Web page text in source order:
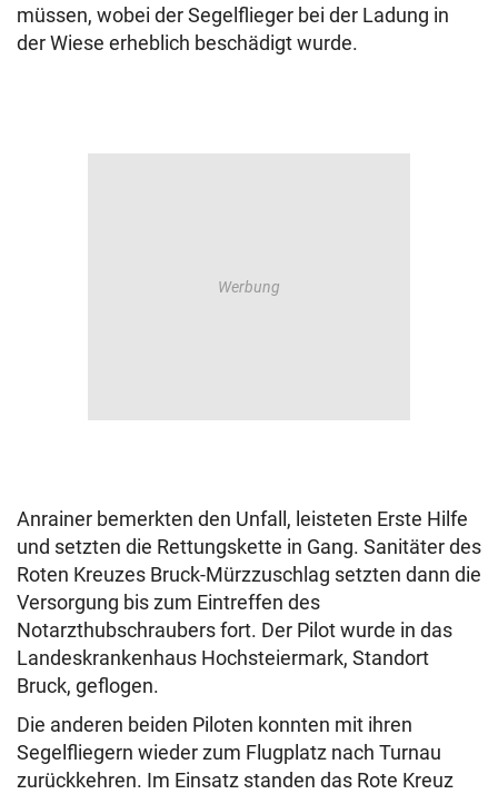
müssen, wobei der Segelflieger bei der Ladung in
der Wiese erheblich beschädigt wurde.
Anrainer bemerkten den Unfall, leisteten Erste Hilfe
und setzten die Rettungskette in Gang. Sanitäter des
Roten Kreuzes Bruck-Mürzzuschlag setzten dann die
Versorgung bis zum Eintreffen des
Notarzthubschraubers fort. Der Pilot wurde in das
Landeskrankenhaus Hochsteiermark, Standort
Bruck, geflogen.
Die anderen beiden Piloten konnten mit ihren
Segelfliegern wieder zum Flugplatz nach Turnau
zurückkehren. Im Einsatz standen das Rote Kreuz